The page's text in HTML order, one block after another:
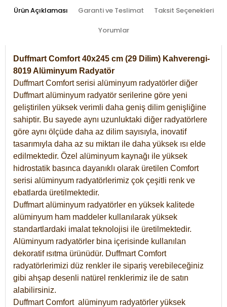
Ürün Açıklaması Garanti ve Teslimat Taksit Seçenekleri
Yorumlar
Duffmart Comfort 40x245 cm (29 Dilim) Kahverengi-
8019 Alüminyum Radyatör
Duffmart Comfort serisi alüminyum radyatörler diğer
Duffmart alüminyum radyatör serilerine göre yeni
geliştirilen yüksek verimli daha geniş dilim genişliğine
sahiptir. Bu sayede aynı uzunluktaki diğer radyatörlere
göre aynı ölçüde daha az dilim sayısıyla, inovatif
tasarımıyla daha az su miktarı ile daha yüksek ısı elde
edilmektedir. Özel alüminyum kaynağı ile yüksek
hidrostatik basınca dayanıklı olarak üretilen Comfort
serisi alüminyum radyatörlerimiz çok çeşitli renk ve
ebatlarda üretilmektedir.
Duffmart alüminyum radyatörler en yüksek kalitede
alüminyum ham maddeler kullanılarak yüksek
standartlardaki imalat teknolojisi ile üretilmektedir.
Alüminyum radyatörler bina içerisinde kullanılan
dekoratif ısıtma ürünüdür. Duffmart Comfort
radyatörlerimizi düz renkler ile sipariş verebileceğiniz
gibi ahşap desenli natürel renklerimiz ile de satın
alabilirsiniz.
Duffmart Comfort alüminyum radyatörler yüksek